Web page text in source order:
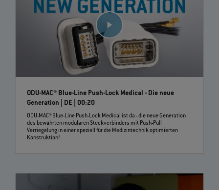
ODU-MAC® Blue-Line Push-Lock Medical - Die neue
Generation | DE | 00:20
ODU-MAC® Blue-Line Push-Lock Medical ist da - die neue Generation
des bewährten modularen Steckverbinders mit Push-Pull
Verriegelung in einer speziell für die Medizintechnik optimierten
Konstruktion!